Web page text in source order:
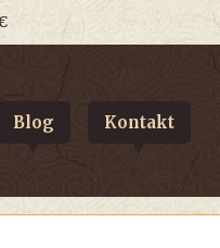
Blog Kontakt